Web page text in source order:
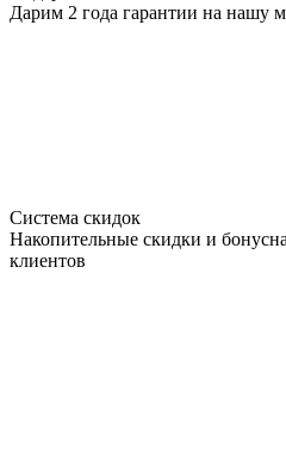
Дарим 2 года гарантии на нашу
Система скидок
Накопительные скидки и
клиентов